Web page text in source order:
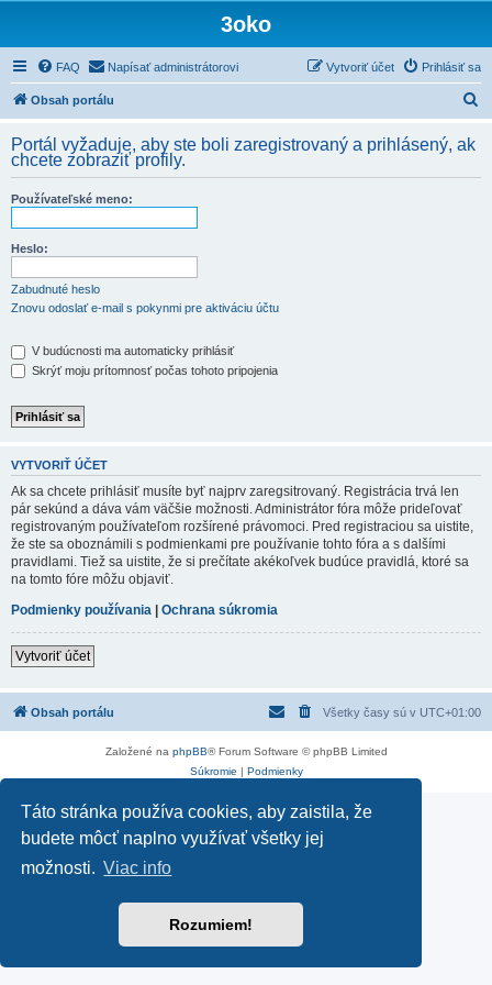
Táto stránka používa cookies, aby zaistila, že
budete môcť naplno využívať všetky jej
možnosti. Viac info
Rozumiem!
3oko
FAQ Napísať administrátorovi Prihlásiť sa
Vytvoriť účet
Obsah portálu
d
Portál vyžaduje, aby ste boli zaregistrovaný a prihlásený, ak
chcete zobraziť profily.
Používateľské meno:
Heslo:
Zabudnuté heslo
Znovu odoslať e-mail s pokynmi pre aktiváciu účtu
V budúcnosti ma automaticky prihlásiť
Skrýť moju prítomnosť počas tohoto pripojenia
VYTVORIŤ ÚČET
Ak sa chcete prihlásiť musíte byť najprv zaregsitrovaný. Registrácia trvá len
pár sekúnd a dáva vám väčšie možnosti. Administrátor fóra môže prideľovať
registrovaným používateľom rozšírené právomoci. Pred registraciou sa uistite,
že ste sa oboznámili s podmienkami pre používanie tohto fóra a s dalšími
pravidlami. Tiež sa uistite, že si prečítate akékoľvek budúce pravidlá, ktoré sa
na tomto fóre môžu objaviť.
Podmienky používania | Ochrana súkromia
Vytvoriť účet
Obsah portálu Všetky časy sú v UTC+01:00
Založené na phpBB® Forum Software © phpBB Limited
Súkromie | Podmienky